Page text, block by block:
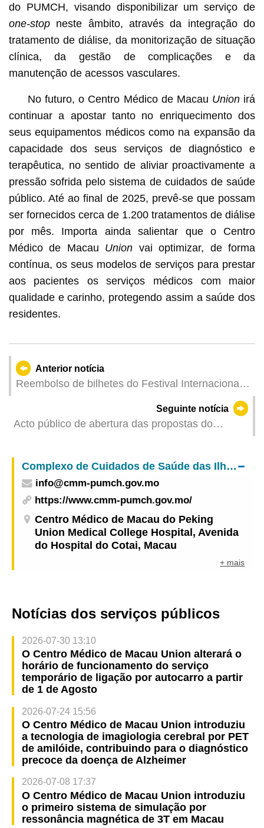
do PUMCH, visando disponibilizar um serviço de
one-stop neste âmbito, através da integração do
tratamento de diálise, da monitorização de situação
clínica, da gestão de complicações e da
manutenção de acessos vasculares.
No futuro, o Centro Médico de Macau Union irá
continuar a apostar tanto no enriquecimento dos
seus equipamentos médicos como na expansão da
capacidade dos seus serviços de diagnóstico e
terapêutica, no sentido de aliviar proactivamente a
pressão sofrida pelo sistema de cuidados de saúde
público. Até ao final de 2025, prevê-se que possam
ser fornecidos cerca de 1.200 tratamentos de diálise
por mês. Importa ainda salientar que o Centro
Médico de Macau Union vai optimizar, de forma
contínua, os seus modelos de serviços para prestar
aos pacientes os serviços médicos com maior
qualidade e carinho, protegendo assim a saúde dos
residentes.
Anterior notícia
Reembolso de bilhetes do Festival Internacional
Seguinte notícia
Acto público de abertura das propostas do
Resíduos de Materiais de Construção (zona
sudoeste)»
Complexo de Cuidados de Saúde das Ilhas – Centro Médico de Macau do Peking Union Medical College Hospital
info@cmm-pumch.gov.mo
https://www.cmm-pumch.gov.mo/
Centro Médico de Macau do Peking
Union Medical College Hospital, Avenida
do Hospital do Cotai, Macau
+ mais
Notícias dos serviços públicos
2026-07-30 13:10
O Centro Médico de Macau Union alterará o
horário de funcionamento do serviço
temporário de ligação por autocarro a partir
de 1 de Agosto
2026-07-24 15:56
O Centro Médico de Macau Union introduziu
a tecnologia de imagiologia cerebral por PET
de amilóide, contribuindo para o diagnóstico
precoce da doença de Alzheimer
2026-07-08 17:37
O Centro Médico de Macau Union introduziu
o primeiro sistema de simulação por
ressonância magnética de 3T em Macau